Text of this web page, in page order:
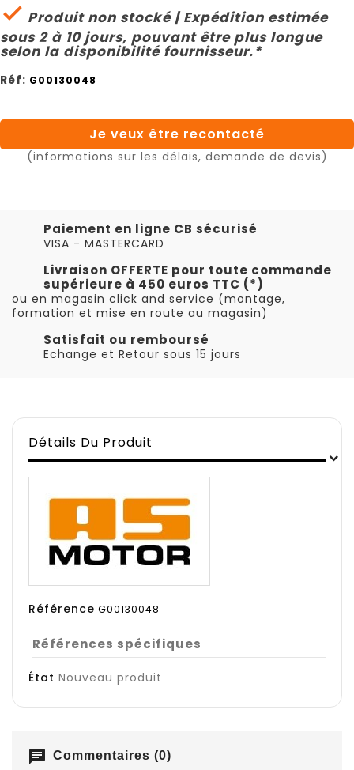
 Produit non stocké | Expédition estimée
sous 2 à 10 jours, pouvant être plus longue
selon la disponibilité fournisseur.*
Réf: G00130048
Je veux être recontacté
(informations sur les délais, demande de devis)
Paiement en ligne CB sécurisé
VISA - MASTERCARD
Livraison OFFERTE pour toute commande
supérieure à 450 euros TTC (*)
ou en magasin click and service (montage,
formation et mise en route au magasin)
Satisfait ou remboursé
Echange et Retour sous 15 jours
Détails Du Produit
Référence G00130048
Références spécifiques
État Nouveau produit
chat Commentaires (0)